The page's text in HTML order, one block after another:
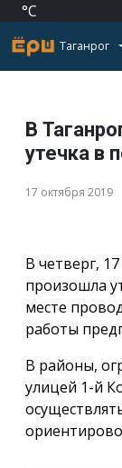
°C
Таганрог
В
утечка в
17 октября 2019
В четверг,
произошла
месте
работы
В районы,
улицей 1-й